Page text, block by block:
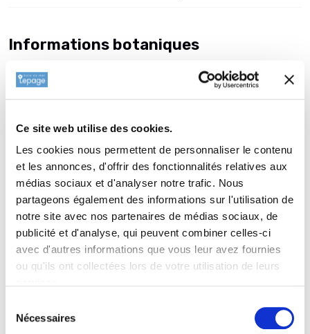
Ce site web utilise des cookies.
Les cookies nous permettent de personnaliser le contenu
et les annonces, d'offrir des fonctionnalités relatives aux
médias sociaux et d'analyser notre trafic. Nous
partageons également des informations sur l'utilisation de
notre site avec nos partenaires de médias sociaux, de
publicité et d'analyse, qui peuvent combiner celles-ci
avec d'autres informations que vous leur avez fournies
ou qu'ils ont collectées lors de votre utilisation de leurs
Nécessaires
Informations botaniques
Genre : IRIS
Nom vernaculaire : Iris barbata elatior
Plantation deIRIS b-e 'Jet Fire'
La plantation d’une vivace est une opération très simple. Faire
un trou de 2 à 3 fois la taille du pot. Ameublir au fond du trou
et venir écraser la terre meuble avec la motte de votre iris.
Reboucher avec la terre que vous avez sortie auparavant.
Maintenir le rhizome à fleur de sol. L’élément le plus important
est d’adapter le choix de la plante aux conditions d’exposition
Entretien de